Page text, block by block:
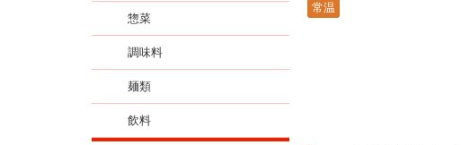
常温
惣菜
調味料
麺類
飲料